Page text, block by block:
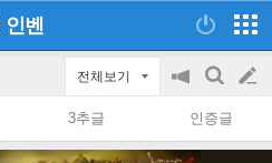
인벤
전체보기
공
on/off
검
색
글
쓰
3추글 인증글